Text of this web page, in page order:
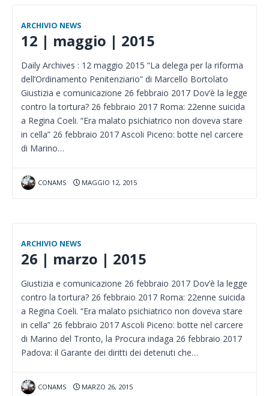
ARCHIVIO NEWS
12 | maggio | 2015
Daily Archives : 12 maggio 2015 “La delega per la riforma
dell’Ordinamento Penitenziario” di Marcello Bortolato
Giustizia e comunicazione 26 febbraio 2017 Dov’è la legge
contro la tortura? 26 febbraio 2017 Roma: 22enne suicida
a Regina Coeli. “Era malato psichiatrico non doveva stare
in cella” 26 febbraio 2017 Ascoli Piceno: botte nel carcere
di Marino…
CONAMS MAGGIO 12, 2015
ARCHIVIO NEWS
26 | marzo | 2015
Giustizia e comunicazione 26 febbraio 2017 Dov’è la legge
contro la tortura? 26 febbraio 2017 Roma: 22enne suicida
a Regina Coeli. “Era malato psichiatrico non doveva stare
in cella” 26 febbraio 2017 Ascoli Piceno: botte nel carcere
di Marino del Tronto, la Procura indaga 26 febbraio 2017
Padova: il Garante dei diritti dei detenuti che…
CONAMS MARZO 26, 2015